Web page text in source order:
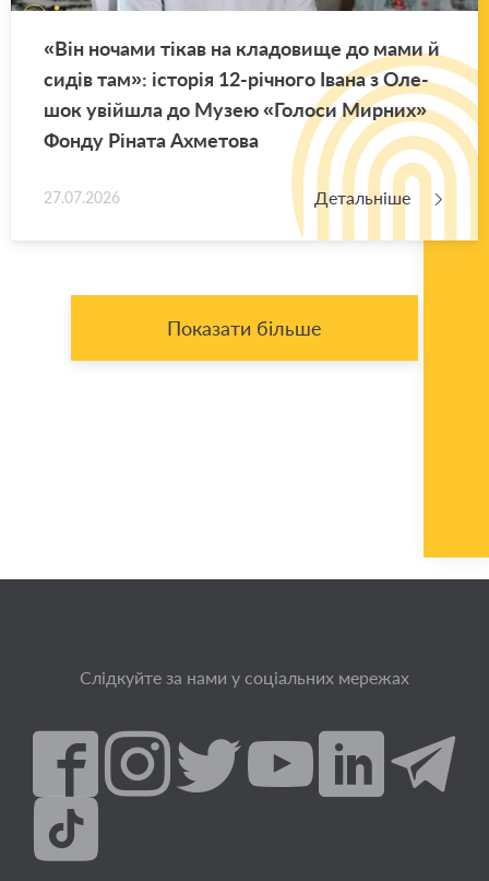
«Він но­ча­ми тікав на кла­до­ви­ще до мами й
сидів там»: істо­рія 12-рі­чно­го Івана з Оле­
шок уві­йшла до Музею «Го­ло­си Мир­них»
Фонду Рі­на­та Ахме­то­ва
27.07.2026 Детальніше
Показати більше
Слідкуйте за нами у соціальних мережах